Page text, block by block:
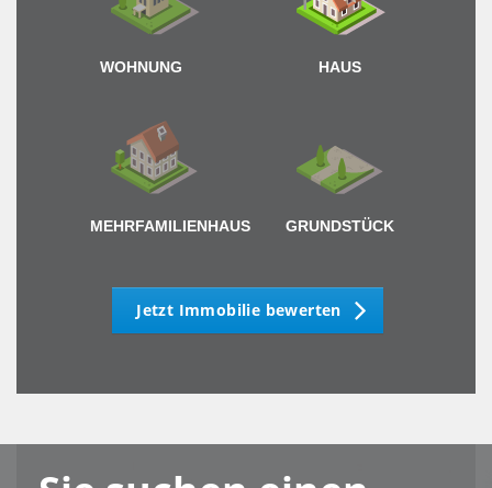
WOHNUNG HAUS
MEHRFAMILIENHAUS GRUNDSTÜCK
Jetzt Immobilie bewerten